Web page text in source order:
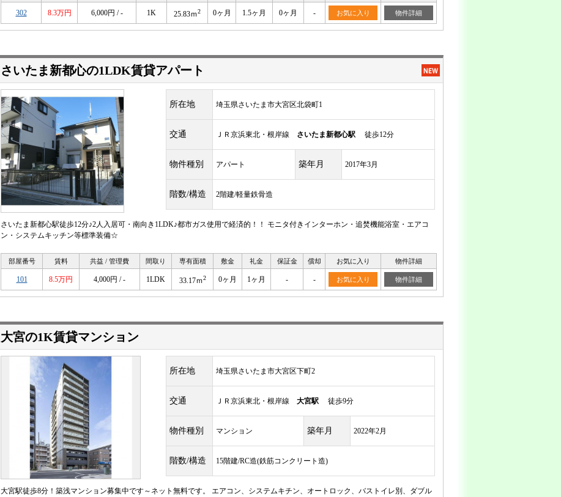
302 8.3万円 6,000円 / - 1K 25.83ｍ2 0ヶ月 1.5ヶ月 0ヶ月 - お気に入り 物件詳細
さいたま新都心の1LDK賃貸アパート
所在地 埼玉県さいたま市大宮区北袋町1
交通 ＪＲ京浜東北・根岸線 さいたま新都心駅 徒歩12分
物件種別 アパート 築年月 2017年3月
階数/構造 2階建/軽量鉄骨造
さいたま新都心駅徒歩12分♪2人入居可・南向き1LDK♪都市ガス使用で経済的！！ モニタ付きインターホン・追焚機能浴室・エアコ
ン・システムキッチン等標準装備☆
部屋番号 賃料 共益 / 管理費 間取り 専有面積 敷金 礼金 保証金 償却 お気に入り 物件詳細
101 8.5万円 4,000円 / - 1LDK 33.17ｍ2 0ヶ月 1ヶ月 - - お気に入り 物件詳細
大宮の1K賃貸マンション
所在地 埼玉県さいたま市大宮区下町2
交通 ＪＲ京浜東北・根岸線 大宮駅 徒歩9分
物件種別 マンション 築年月 2022年2月
階数/構造 15階建/RC造(鉄筋コンクリート造)
大宮駅徒歩8分！築浅マンション募集中です～ネット無料です。 エアコン、システムキチン、オートロック、バストイレ別、ダブル